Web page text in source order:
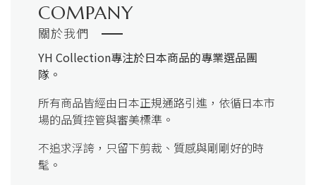
COMPANY
關於我們
YH Collection專注於日本商品的專業選品團
隊。
所有商品皆經由日本正規通路引進，依循日本市
場的品質控管與審美標準。
不追求浮誇，只留下剪裁、質感與剛剛好的時
髦。